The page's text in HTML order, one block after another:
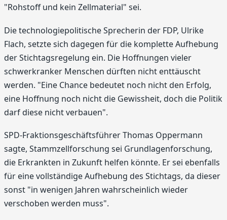
"Rohstoff und kein Zellmaterial" sei.
Die technologiepolitische Sprecherin der FDP, Ulrike
Flach, setzte sich dagegen für die komplette Aufhebung
der Stichtagsregelung ein. Die Hoffnungen vieler
schwerkranker Menschen dürften nicht enttäuscht
werden. "Eine Chance bedeutet noch nicht den Erfolg,
eine Hoffnung noch nicht die Gewissheit, doch die Politik
darf diese nicht verbauen".
SPD-Fraktionsgeschäftsführer Thomas Oppermann
sagte, Stammzellforschung sei Grundlagenforschung,
die Erkrankten in Zukunft helfen könnte. Er sei ebenfalls
für eine vollständige Aufhebung des Stichtags, da dieser
sonst "in wenigen Jahren wahrscheinlich wieder
verschoben werden muss".